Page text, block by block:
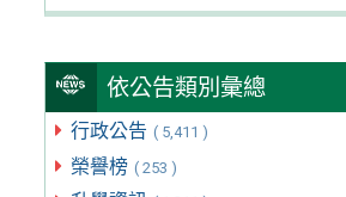
依公告類別彙總
行政公告 ( 5,411 )
榮譽榜 ( 253 )